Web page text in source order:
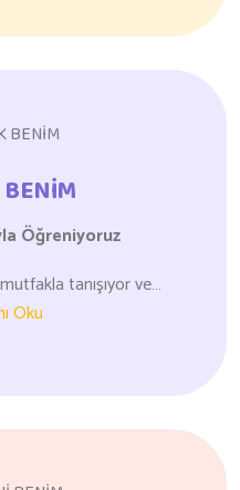
Öğreniyoruz
tanışıyor ve…
Oku